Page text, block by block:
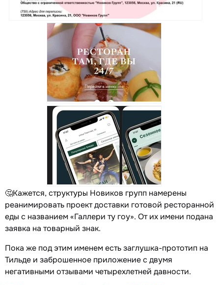
🤔Кажется, структуры Новиков групп намерены
реанимировать проект доставки готовой ресторанной
еды с названием «Галлери ту гоу». От их имени подана
заявка на товарный знак.
Пока же под этим именем есть заглушка-прототип на
Тильде и заброшенное приложение с двумя
негативными отзывами четырехлетней давности.